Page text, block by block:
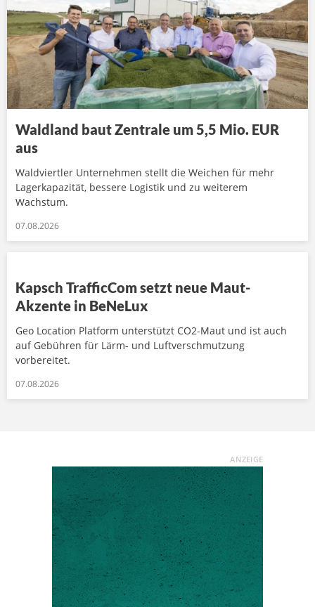
Waldland baut Zentrale um 5,5 Mio. EUR
aus
Waldviertler Unternehmen stellt die Weichen für mehr
Lagerkapazität, bessere Logistik und zu weiterem
Wachstum.
07.08.2026
Kapsch TrafficCom setzt neue Maut-
Akzente in BeNeLux
Geo Location Platform unterstützt CO2-Maut und ist auch
auf Gebühren für Lärm- und Luftverschmutzung
vorbereitet.
07.08.2026
ANZEIGE